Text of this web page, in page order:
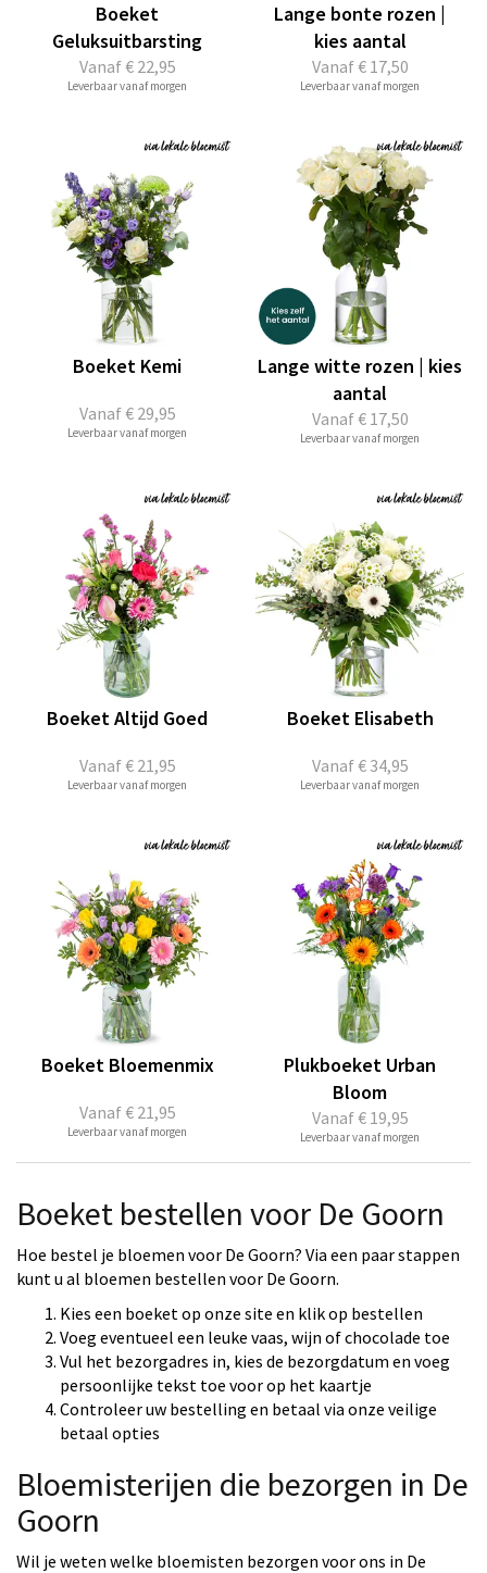
Vanaf€ 22,95
Boeket
Geluksuitbarsting
Leverbaar vanaf morgen
Vanaf€ 17,50
Lange bonte rozen |
kies aantal
Leverbaar vanaf morgen
Vanaf€ 29,95
Boeket Kemi
Leverbaar vanaf morgen
Vanaf€ 17,50
Lange witte rozen | kies
aantal
Leverbaar vanaf morgen
Vanaf€ 21,95
Boeket Altijd Goed
Leverbaar vanaf morgen
Vanaf€ 34,95
Boeket Elisabeth
Leverbaar vanaf morgen
Vanaf€ 21,95
Boeket Bloemenmix
Leverbaar vanaf morgen
Vanaf€ 19,95
Plukboeket Urban
Bloom
Leverbaar vanaf morgen
Boeket bestellen voor De Goorn
Hoe bestel je bloemen voor De Goorn? Via een paar stappen
kunt u al bloemen bestellen voor De Goorn.
Kies een boeket op onze site en klik op bestellen
Voeg eventueel een leuke vaas, wijn of chocolade toe
Vul het bezorgadres in, kies de bezorgdatum en voeg
persoonlijke tekst toe voor op het kaartje
Controleer uw bestelling en betaal via onze veilige
betaal opties
Bloemisterijen die bezorgen in De
Goorn
Wil je weten welke bloemisten bezorgen voor ons in De